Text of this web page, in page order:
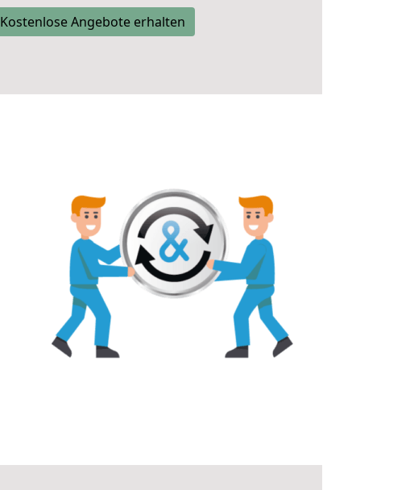
Kostenlose Angebote erhalten